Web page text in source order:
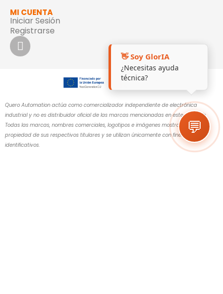
MI CUENTA
Iniciar Sesión
Registrarse
👋 Soy GlorIA
¿Necesitas ayuda
técnica?
💬
Quero Automation actúa como comercializador independiente de electrónica
industrial y no es distribuidor oficial de las marcas mencionadas en este sitio web.
Todas las marcas, nombres comerciales, logotipos e imágenes mostrados son
propiedad de sus respectivos titulares y se utilizan únicamente con fines
identificativos.